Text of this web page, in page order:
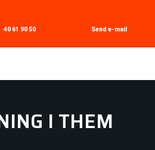
40 61 90 50 Send e-mail​
I THEM